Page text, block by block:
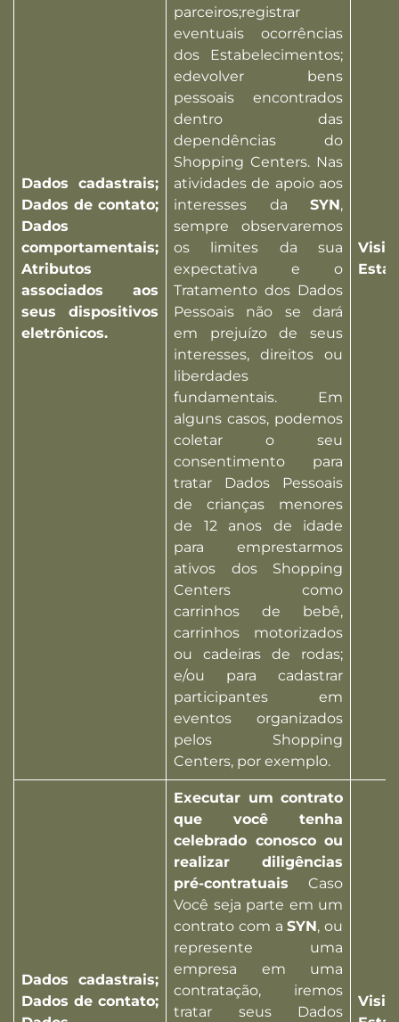
Dados cadastrais;
Dados de contato;
Dados
comportamentais;
Atributos
associados aos
seus dispositivos
eletrônicos.
parceiros;registrar
eventuais ocorrências
dos Estabelecimentos;
edevolver bens
pessoais encontrados
dentro das
dependências do
Shopping Centers. Nas
atividades de apoio aos
interesses da SYN,
sempre observaremos
os limites da sua
expectativa e o
Tratamento dos Dados
Pessoais não se dará
em prejuízo de seus
interesses, direitos ou
liberdades
fundamentais. Em
alguns casos, podemos
coletar o seu
consentimento para
tratar Dados Pessoais
de crianças menores
de 12 anos de idade
para emprestarmos
ativos dos Shopping
Centers como
carrinhos de bebê,
carrinhos motorizados
ou cadeiras de rodas;
e/ou para cadastrar
participantes em
eventos organizados
pelos Shopping
Centers, por exemplo.
Dados cadastrais;
Dados de contato;
Executar um contrato
que você tenha
celebrado conosco ou
realizar diligências
pré-contratuais Caso
Você seja parte em um
contrato com aSYN, ou
represente uma
empresa em uma
contratação, iremos
tratar seus Dados